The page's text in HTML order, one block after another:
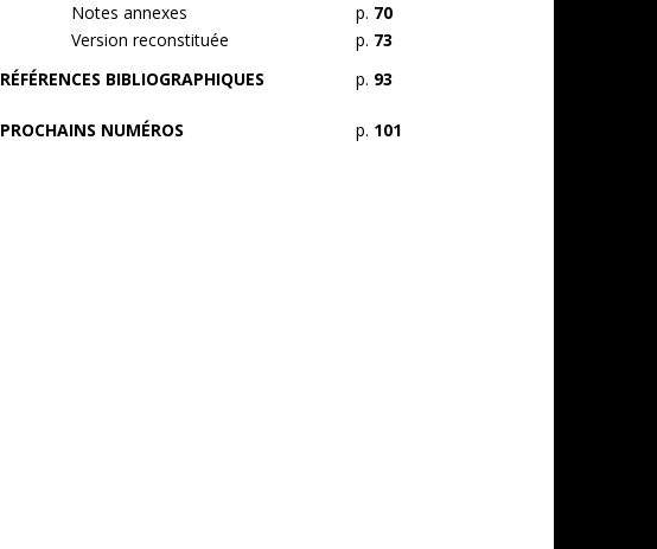
Notes annexes
p. 70
Version reconstituée
p. 73
RÉFÉRENCES BIBLIOGRAPHIQUES
p. 93
PROCHAINS NUMÉROS p. 101